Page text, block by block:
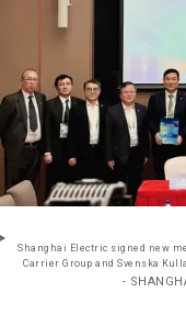
Shanghai Electric signed new
Carrier Group and Svenska
-